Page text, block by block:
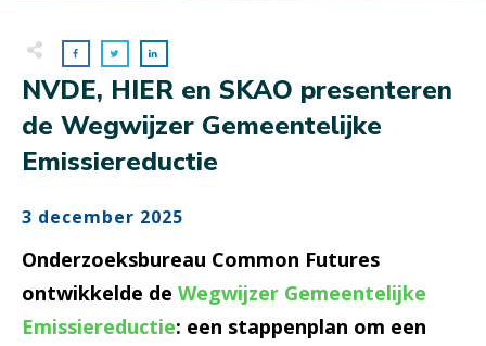
NVDE, HIER en SKAO presenteren
de Wegwijzer Gemeentelijke
Emissiereductie
3 december 2025
Onderzoeksbureau Common Futures
ontwikkelde de Wegwijzer Gemeentelijke
Emissiereductie: een stappenplan om een